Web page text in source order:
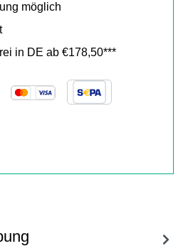
möglich
in DE ab €178,50***